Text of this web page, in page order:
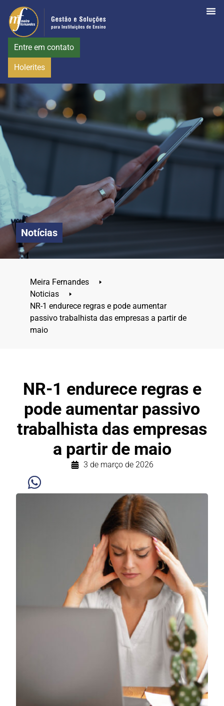
Entre em contato
Holerites
Notícias
Meira Fernandes
🢒
Noticias
🢒
NR-1 endurece regras e pode aumentar
passivo trabalhista das empresas a partir de
maio
NR-1 endurece regras e
pode aumentar passivo
trabalhista das empresas
a partir de maio
3 de março de 2026